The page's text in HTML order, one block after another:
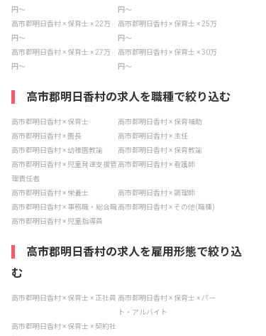
円〜
円〜
高市郡明日香村 × 保育士 × 22万
円〜
高市郡明日香村 × 保育士 × 25万
円〜
高市郡明日香村 × 保育士 × 27万
円〜
高市郡明日香村 × 保育士 × 30万
円〜
高市郡明日香村の求人を職種で絞り込む
高市郡明日香村 × 保育士
高市郡明日香村 × 保育補助
高市郡明日香村 × 園長
高市郡明日香村 × 主任
高市郡明日香村 × 幼稚園教諭
高市郡明日香村 × 保育教諭
高市郡明日香村 × 児童発達支援管
理責任者
高市郡明日香村 × 看護師
高市郡明日香村 × 栄養士
高市郡明日香村 × 調理師
高市郡明日香村 × 事務職・総合職高市郡明日香村 × その他(職種)
高市郡明日香村 × 児童指導員
高市郡明日香村の求人を雇用形態で絞り込
む
高市郡明日香村 × 保育士 × 正社員 高市郡明日香村 × 保育士 × パー
ト・アルバイト
高市郡明日香村 × 保育士 × 契約社